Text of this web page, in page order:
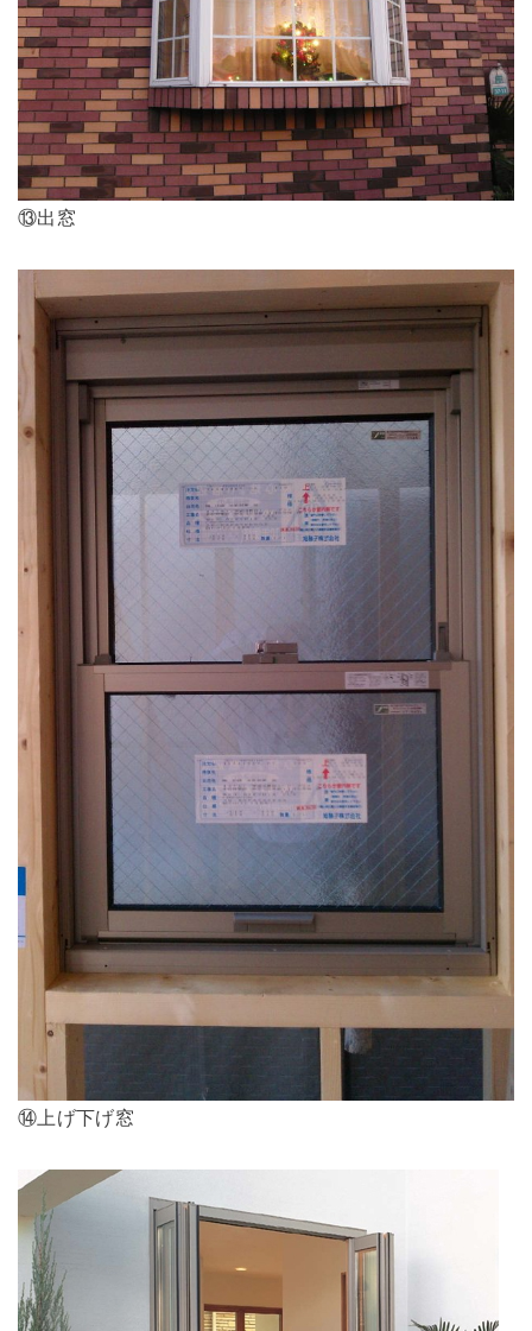
⑬出窓
⑭上げ下げ窓